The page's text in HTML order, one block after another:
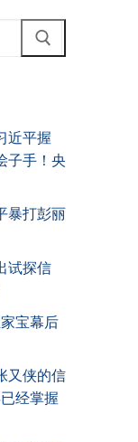
近平握
子手！央
暴打彭丽
试探信
宝幕后
又侠的信
经掌握